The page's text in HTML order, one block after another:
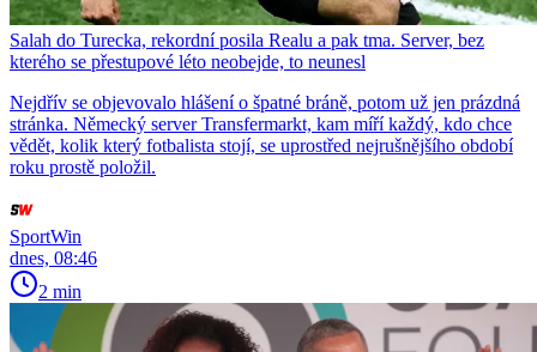
Salah do Turecka, rekordní posila Realu a pak tma. Server, bez
kterého se přestupové léto neobejde, to neunesl
Nejdřív se objevovalo hlášení o špatné bráně, potom už jen prázdná
stránka. Německý server Transfermarkt, kam míří každý, kdo chce
vědět, kolik který fotbalista stojí, se uprostřed nejrušnějšího období
roku prostě položil.
SportWin
dnes, 08:46
2 min